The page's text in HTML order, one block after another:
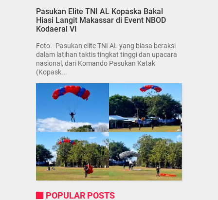
Pasukan Elite TNI AL Kopaska Bakal
Hiasi Langit Makassar di Event NBOD
Kodaeral VI
Foto.- Pasukan elite TNI AL yang biasa beraksi
dalam latihan taktis tingkat tinggi dan upacara
nasional, dari Komando Pasukan Katak
(Kopask...
POPULAR POSTS